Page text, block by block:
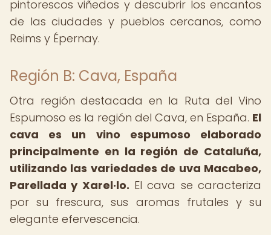
pintorescos viñedos y descubrir los encantos
de las ciudades y pueblos cercanos, como
Reims y Épernay.
Región B: Cava, España
Otra región destacada en la Ruta del Vino
Espumoso es la región del Cava, en España. El
cava es un vino espumoso elaborado
principalmente en la región de Cataluña,
utilizando las variedades de uva Macabeo,
Parellada y Xarel·lo. El cava se caracteriza
por su frescura, sus aromas frutales y su
elegante efervescencia.